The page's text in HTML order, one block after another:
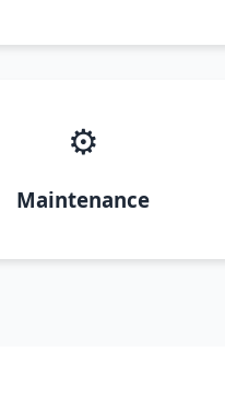
⚙️
Maintenance